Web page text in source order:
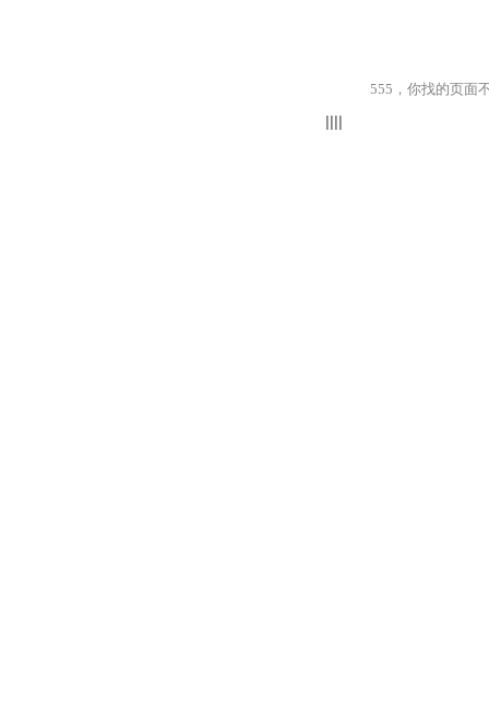
555，你找的页面